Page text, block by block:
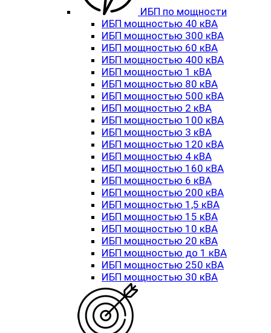
ИБП по мощности
ИБП мощностью 40 кВА
ИБП мощностью 300 кВА
ИБП мощностью 60 кВА
ИБП мощностью 400 кВА
ИБП мощностью 1 кВА
ИБП мощностью 80 кВА
ИБП мощностью 500 кВА
ИБП мощностью 2 кВА
ИБП мощностью 100 кВА
ИБП мощностью 3 кВА
ИБП мощностью 120 кВА
ИБП мощностью 4 кВА
ИБП мощностью 160 кВА
ИБП мощностью 6 кВА
ИБП мощностью 200 кВА
ИБП мощностью 1,5 кВА
ИБП мощностью 15 кВА
ИБП мощностью 10 кВА
ИБП мощностью 20 кВА
ИБП мощностью до 1 кВА
ИБП мощностью 250 кВА
ИБП мощностью 30 кВА